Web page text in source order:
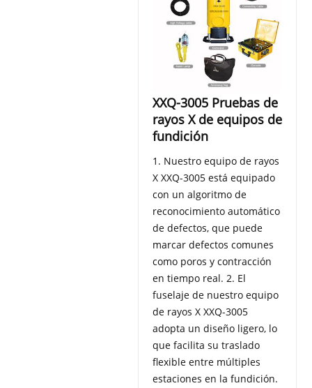
XXQ-3005 Pruebas de
rayos X de equipos de
fundición
1. Nuestro equipo de rayos
X XXQ-3005 está equipado
con un algoritmo de
reconocimiento automático
de defectos, que puede
marcar defectos comunes
como poros y contracción
en tiempo real. 2. El
fuselaje de nuestro equipo
de rayos X XXQ-3005
adopta un diseño ligero, lo
que facilita su traslado
flexible entre múltiples
estaciones en la fundición.